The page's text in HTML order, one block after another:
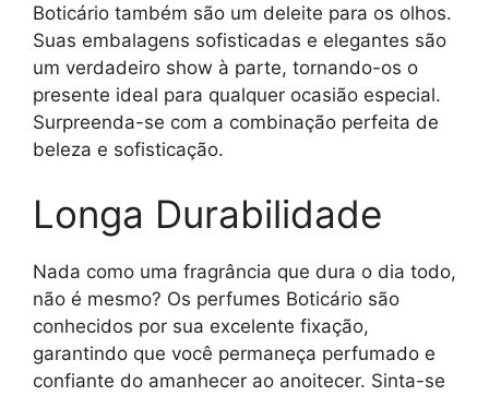
Boticário também são um deleite para os olhos.
Suas embalagens sofisticadas e elegantes são
um verdadeiro show à parte, tornando-os o
presente ideal para qualquer ocasião especial.
Surpreenda-se com a combinação perfeita de
beleza e sofisticação.
Longa Durabilidade
Nada como uma fragrância que dura o dia todo,
não é mesmo? Os perfumes Boticário são
conhecidos por sua excelente fixação,
garantindo que você permaneça perfumado e
confiante do amanhecer ao anoitecer. Sinta-se